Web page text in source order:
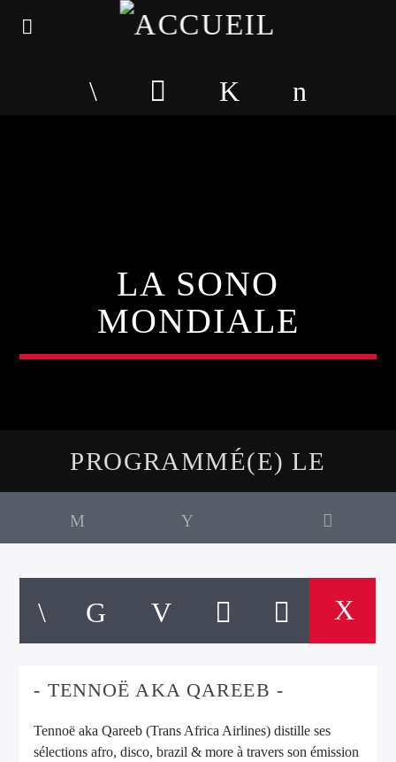
LA SONO
MONDIALE
PROGRAMMÉ(E) LE
- TENNOË AKA QAREEB -
Tennoë aka Qareeb (Trans Africa Airlines) distille ses
sélections afro, disco, brazil & more à travers son émission